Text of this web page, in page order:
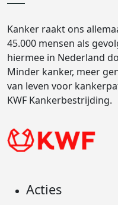
Kanker raakt ons
45.000 mensen als
hiermee in Nederland
Minder kanker, meer
van leven voor
KWF Kankerbestrijding.
Acties